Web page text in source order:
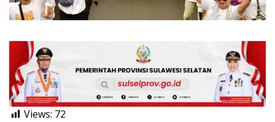
Views: 72